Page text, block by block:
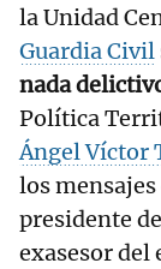
la Unidad
Guardia Civil
nada
Política
Ángel Víctor
los
presidente
exasesor